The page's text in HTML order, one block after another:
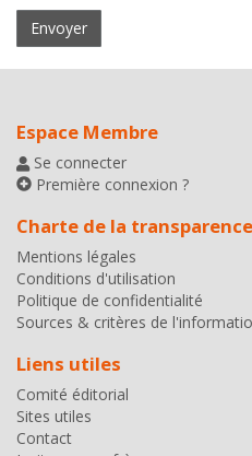
Espace Membre
Se connecter
Première connexion ?
Charte de la transparence
Mentions légales
Conditions d'utilisation
Politique de confidentialité
Sources & critères de
Liens utiles
Comité éditorial
Sites utiles
Contact